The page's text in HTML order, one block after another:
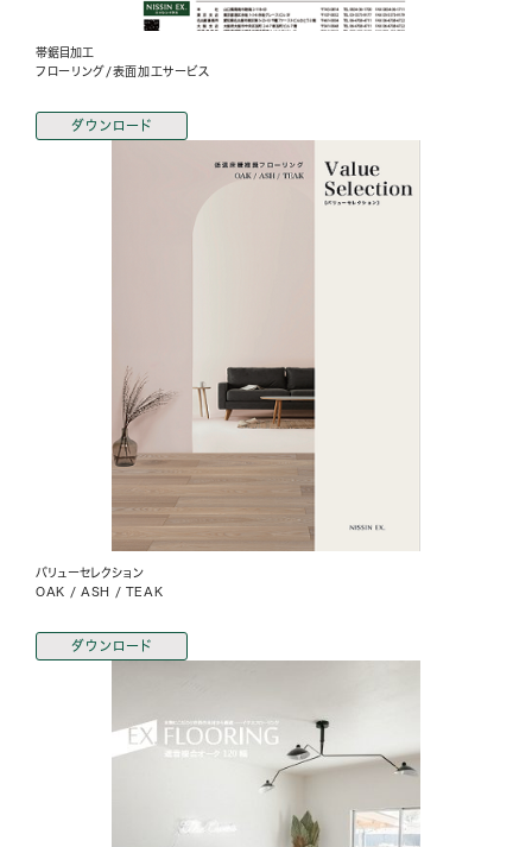
帯鋸目加工
フローリング/表面加工サービス
ダウンロード
バリューセレクション
OAK / ASH / TEAK
ダウンロード